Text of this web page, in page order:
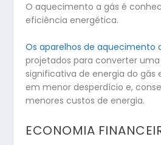
O aquecimento a gás é
eficiência energética.
Os aparelhos de aquecimento
projetados para converter
significativa de energia do gás
em menor desperdício e,
menores custos de energia.
ECONOMIA